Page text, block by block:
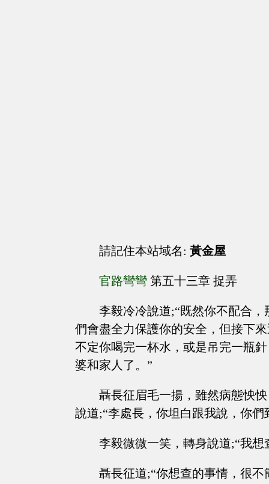
請記住本站域名: 黃金屋
官路彎彎 第五十三章 捉弄
李毅冷冷說道;“既然你不配合
們會盡全力保護你的安全，但接下
不定你喝完一杯水，或是吊完一瓶
婆和家人了。”
聶長征眉毛一揚，雖然病態怏
說道;“李處長，你坦白跟我說，你們
李毅微微一笑，轉身說道;“我
聶長征道;“你想查的事情，很